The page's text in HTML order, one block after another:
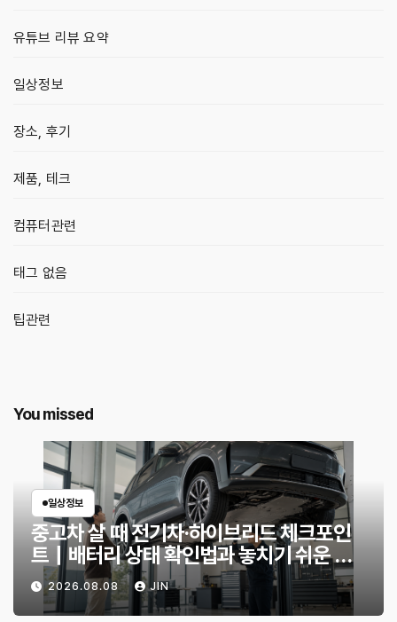
유튜브 리뷰 요약
일상정보
장소, 후기
제품, 테크
컴퓨터관련
태그 없음
팁관련
You missed
일상정보
중고차 살 때 전기차·하이브리드 체크포인
트｜배터리 상태 확인법과 놓치기 쉬운 위
험 신호
2026.08.08 JIN